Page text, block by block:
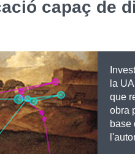
capaç de
la
que
obra
base